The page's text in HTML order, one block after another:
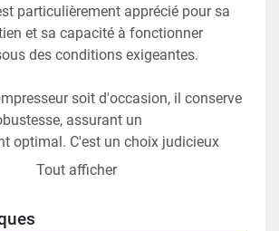
particulièrement apprécié pour sa
et sa capacité à fonctionner
des conditions exigeantes.
soit d'occasion, il conserve
assurant un
optimal. C'est un choix judicieux
cherchant à acquérir une
Tout afficher